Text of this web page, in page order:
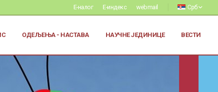
Е-налог Е-индекс webmail Срб
ОДЕЉЕЊА - НАСТАВА НАУЧНЕ ЈЕДИНИЦЕ ВЕСТИ